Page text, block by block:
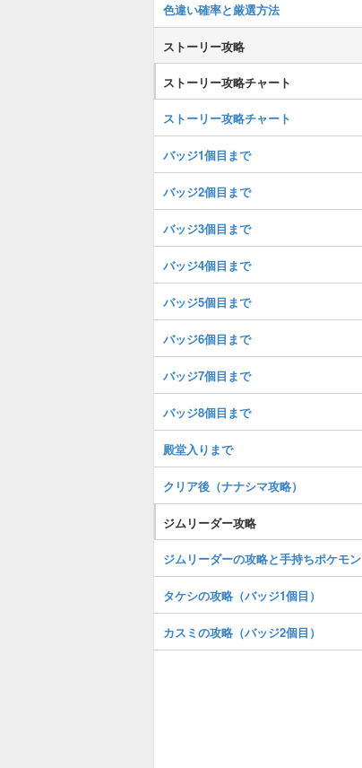
色違い確率と厳選方法
ストーリー攻略
ストーリー攻略チャート
ストーリー攻略チャート
バッジ1個目まで
バッジ2個目まで
バッジ3個目まで
バッジ4個目まで
バッジ5個目まで
バッジ6個目まで
バッジ7個目まで
バッジ8個目まで
殿堂入りまで
クリア後（ナナシマ攻略）
ジムリーダー攻略
ジムリーダーの攻略と手持ちポケモン
タケシの攻略（バッジ1個目）
カスミの攻略（バッジ2個目）